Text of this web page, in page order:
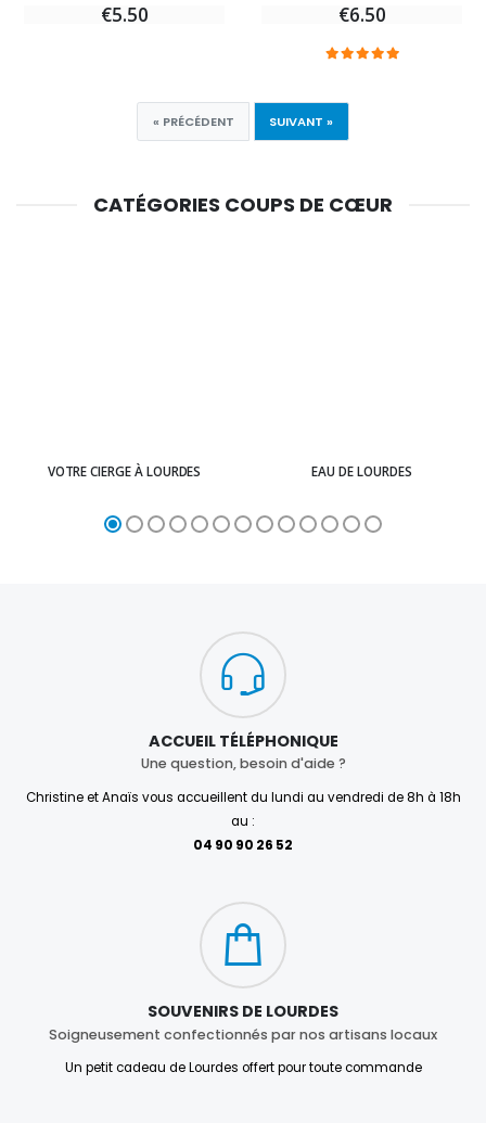
€5.50 €6.50
« PRÉCÉDENT SUIVANT »
CATÉGORIES COUPS DE CŒUR
VOTRE CIERGE À LOURDES EAU DE LOURDES
ACCUEIL TÉLÉPHONIQUE
Une question, besoin d'aide ?
Christine et Anaïs vous accueillent du lundi au vendredi de 8h à 18h
au :
04 90 90 26 52
SOUVENIRS DE LOURDES
Soigneusement confectionnés par nos artisans locaux
Un petit cadeau de Lourdes offert pour toute commande